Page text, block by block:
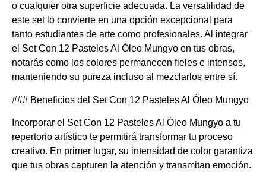
o cualquier otra superficie adecuada. La versatilidad de
este set lo convierte en una opción excepcional para
tanto estudiantes de arte como profesionales. Al integrar
el Set Con 12 Pasteles Al Óleo Mungyo en tus obras,
notarás como los colores permanecen fieles e intensos,
manteniendo su pureza incluso al mezclarlos entre sí.
### Beneficios del Set Con 12 Pasteles Al Óleo Mungyo
Incorporar el Set Con 12 Pasteles Al Óleo Mungyo a tu
repertorio artístico te permitirá transformar tu proceso
creativo. En primer lugar, su intensidad de color garantiza
que tus obras capturen la atención y transmitan emoción.